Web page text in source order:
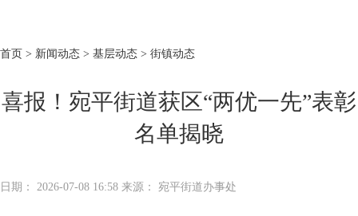
首页 > 新闻动态 > 基层动态 > 街镇动态
喜报！宛平街道获区“两优一先”表彰
名单揭晓
日期： 2026-07-08 16:58 来源： 宛平街道办事处